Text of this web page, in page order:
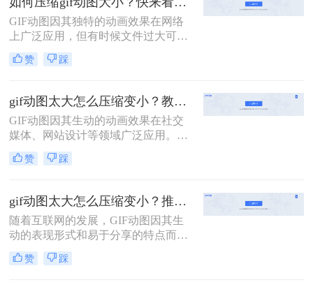
GIF动态图的方法。
GIF动图因其独特的动画效果在网络
上广泛应用，但有时候文件过大可能
会影响加载速度和用户体验。因此，
如何压缩gif动图大小变得尤为重要。
的方法
赞 踩
gif动图太大怎么压缩变小？教你二招高效压缩！
GIF动图因其生动的动画效果在社交
媒体、网站设计等领域广泛应用。然
而，由于GIF文件通常包含大量的帧
数，文件大小往往较大，这不仅影响
空间的浪费。那么gif动图太大怎么压
缩变小呢？本文将介绍两种高效的
GIF压缩方法，帮助你在不损失画质
的前提下减小文件大小。
赞 踩
gif动图太大怎么压缩变小？推荐二个压缩方法！
随着互联网的发展，GIF动图因其生
动的表现形式和易于分享的特点而广
受欢迎。然而，较大的GIF文件不仅
占用大量存储空间，还会拖慢网页加
赞 踩